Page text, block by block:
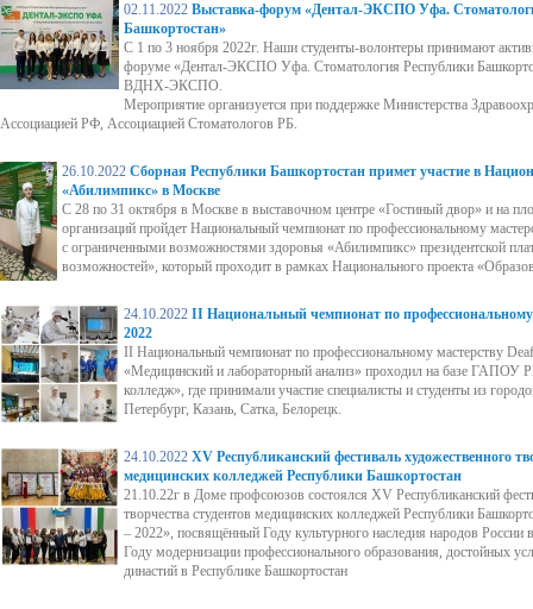
02.11.2022 Выставка-форум «Дентал-ЭКСПО Уфа.
Башкортостан»
С 1 по 3 ноября 2022г. Наши студенты-волонтеры принимают
форуме «Дентал-ЭКСПО Уфа. Стоматология Республики
ВДНХ-ЭКСПО.
Мероприятие организуется при поддержке Министерства
Ассоциацией РФ, Ассоциацией Стоматологов РБ.
26.10.2022 Сборная Республики Башкортостан примет участие в
«Абилимпикс» в Москве
С 28 по 31 октября в Москве в выставочном центре «Гостиный двор» и на
организаций пройдет Национальный чемпионат по профессиональному
с ограниченными возможностями здоровья «Абилимпикс» президентской
возможностей», который проходит в рамках Национального проекта
24.10.2022 II Национальный чемпионат по профессиональному
2022
II Национальный чемпионат по профессиональному мастерству
«Медицинский и лабораторный анализ» проходил на базе ГАПОУ
колледж», где принимали участие специалисты и студенты из
Петербург, Казань, Сатка, Белорецк.
24.10.2022 XV Республиканский фестиваль художественного
медицинских колледжей Республики Башкортостан
21.10.22г в Доме профсоюзов состоялся XV Республиканский
творчества студентов медицинских колледжей Республики
– 2022», посвящённый Году культурного наследия народов России
Году модернизации профессионального образования, достойных
династий в Республике Башкортостан